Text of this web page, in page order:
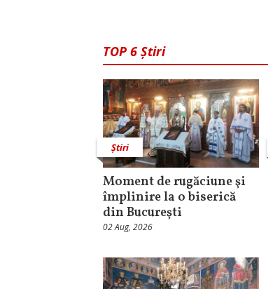
TOP 6 Știri
Știri
Moment de rugăciune şi
împlinire la o biserică
din Bucureşti
02 Aug, 2026